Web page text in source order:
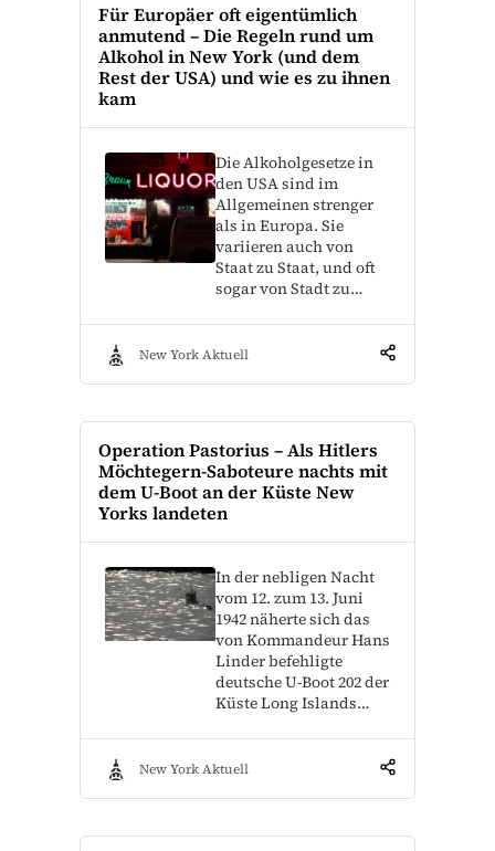
Für Europäer oft eigentümlich
anmutend – Die Regeln rund um
Alkohol in New York (und dem
Rest der USA) und wie es zu ihnen
kam
Die Alkoholgesetze in
den USA sind im
Allgemeinen strenger
als in Europa. Sie
variieren auch von
Staat zu Staat, und oft
sogar von Stadt zu…
New York Aktuell
Operation Pastorius – Als Hitlers
Möchtegern-Saboteure nachts mit
dem U-Boot an der Küste New
Yorks landeten
In der nebligen Nacht
vom 12. zum 13. Juni
1942 näherte sich das
von Kommandeur Hans
Linder befehligte
deutsche U-Boot 202 der
Küste Long Islands…
New York Aktuell